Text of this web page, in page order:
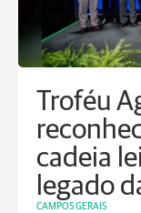
Troféu
cadeia
legado
CAMPOS GERAIS